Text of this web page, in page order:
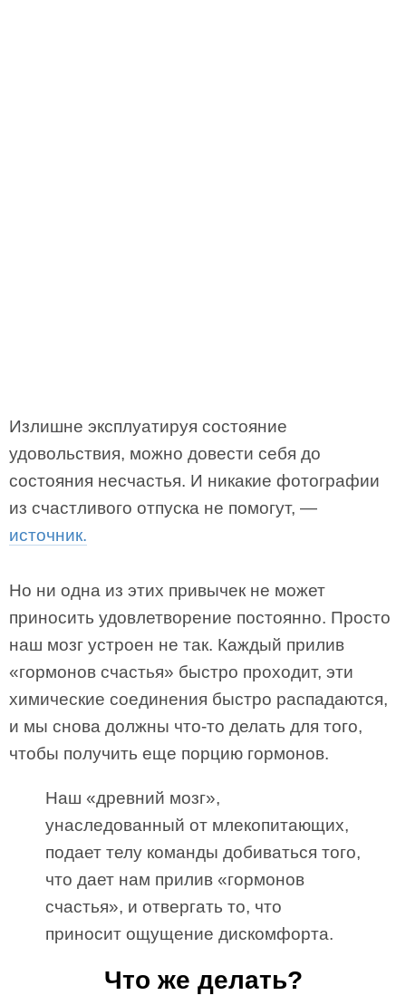
Излишне эксплуатируя состояние
удовольствия, можно довести себя до
состояния несчастья. И никакие фотографии
из счастливого отпуска не помогут, —
источник.
Но ни одна из этих привычек не может
приносить удовлетворение постоянно. Просто
наш мозг устроен не так. Каждый прилив
«гормонов счастья» быстро проходит, эти
химические соединения быстро распадаются,
и мы снова должны что-то делать для того,
чтобы получить еще порцию гормонов.
Наш «древний мозг»,
унаследованный от млекопитающих,
подает телу команды добиваться того,
что дает нам прилив «гормонов
счастья», и отвергать то, что
приносит ощущение дискомфорта.
Что же делать?